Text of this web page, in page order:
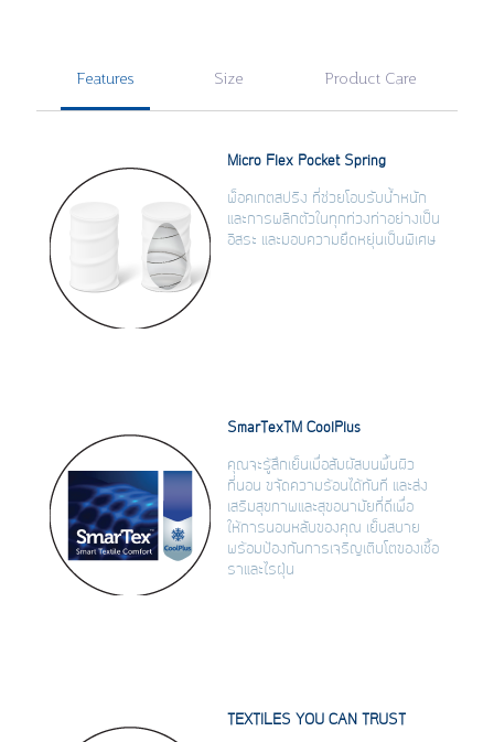
Features Size Product Care
Micro Flex Pocket Spring
พ็อคเกตสปริง ที่ช่วยโอบรับน้ำหนัก
และการพลิกตัวในทุกท่วงท่าอย่างเป็น
อิสระ และมอบความยึดหยุ่นเป็นพิเศษ
SmarTexTM CoolPlus
คุณจะรู้สึกเย็นเมื่อสัมผัสบนพื้นผิว
ที่นอน ขจัดความร้อนได้ทันที และส่ง
เสริมสุขภาพและสุขอนามัยที่ดีเพื่อ
ให้การนอนหลับของคุณ เย็นสบาย
พร้อมป้องกันการเจริญเติบโตของเชื้อ
ราและไรฝุ่น
TEXTILES YOU CAN TRUST